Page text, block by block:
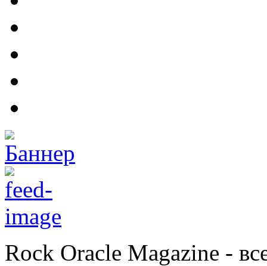
Rock Oracle Magazine -